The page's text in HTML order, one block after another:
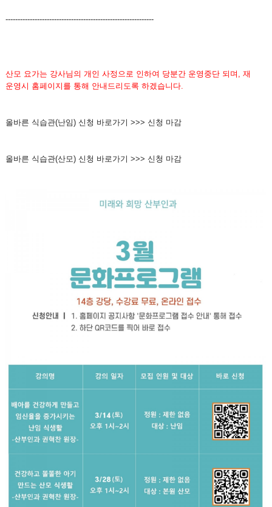
-------------------------------------------------------------
산모 요가는 강사님의 개인 사정으로 인하여 당분간 운영중단 되며, 재
운영시 홈페이지를 통해 안내드리도록 하겠습니다.
올바른 식습관(난임) 신청 바로가기 >>> 신청 마감
올바른 식습관(산모) 신청 바로가기 >>> 신청 마감